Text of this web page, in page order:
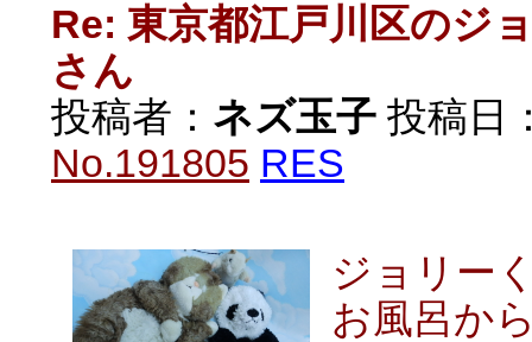
Re: 東京都江戸川区のジ
さん
投稿者： ネズ玉子 投稿日
No.191805 RES
ジョリー
お風呂か